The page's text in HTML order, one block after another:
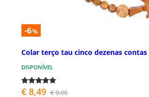
-6%
Colar terço tau cinco dezenas
DISPONÍVEL
€ 8,49 € 9,00